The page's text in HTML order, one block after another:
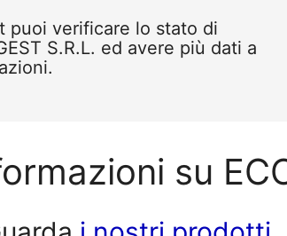
puoi verificare lo stato di
S.R.L. ed avere più dati a
su